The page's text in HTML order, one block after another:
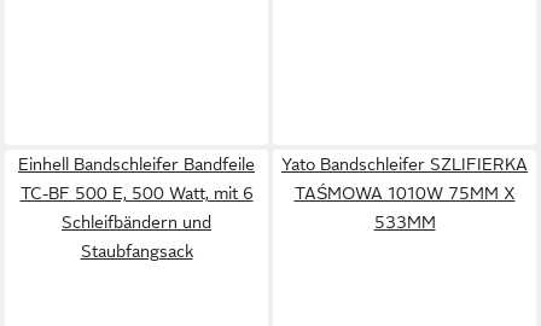
Einhell Bandschleifer Bandfeile
TC-BF 500 E, 500 Watt, mit 6
Schleifbändern und
Staubfangsack
Yato Bandschleifer SZLIFIERKA
TAŚMOWA 1010W 75MM X
533MM